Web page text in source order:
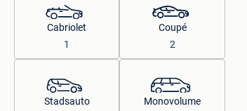
Cabriolet
1
Coupé
2
Stadsauto
Monovolume